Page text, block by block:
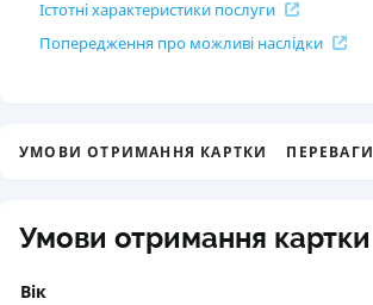
Істотні характеристики послуги
Попередження про можливі наслідки
УМОВИ ОТРИМАННЯ КАРТКИ ПЕРЕВАГИ
Умови отримання картки
Вік